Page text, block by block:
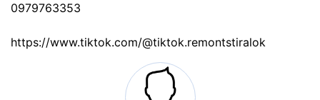
0979763353
https://www.tiktok.com/@tiktok.remontstiralok